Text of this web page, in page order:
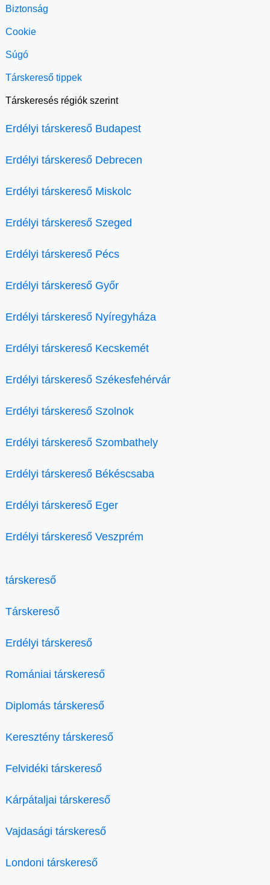
Biztonság
Cookie
Súgó
Társkereső tippek
Társkeresés régiók szerint
Erdélyi társkereső Budapest
Erdélyi társkereső Debrecen
Erdélyi társkereső Miskolc
Erdélyi társkereső Szeged
Erdélyi társkereső Pécs
Erdélyi társkereső Győr
Erdélyi társkereső Nyíregyháza
Erdélyi társkereső Kecskemét
Erdélyi társkereső Székesfehérvár
Erdélyi társkereső Szolnok
Erdélyi társkereső Szombathely
Erdélyi társkereső Békéscsaba
Erdélyi társkereső Eger
Erdélyi társkereső Veszprém
társkereső
Társkereső
Erdélyi társkereső
Romániai társkereső
Diplomás társkereső
Keresztény társkereső
Felvidéki társkereső
Kárpátaljai társkereső
Vajdasági társkereső
Londoni társkereső